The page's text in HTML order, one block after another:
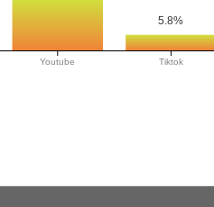
5.8%
Youtube Tiktok